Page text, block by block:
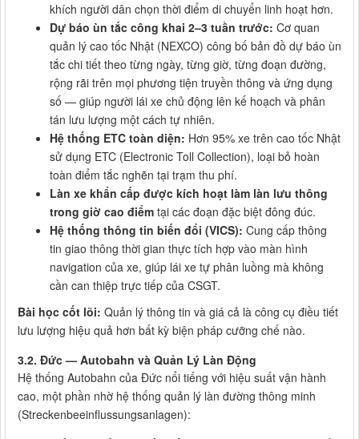
khích người dân chọn thời điểm di chuyển linh hoạt hơn.
Dự báo ùn tắc công khai 2–3 tuần trước: Cơ quan
quản lý cao tốc Nhật (NEXCO) công bố bản đồ dự báo ùn
tắc chi tiết theo từng ngày, từng giờ, từng đoạn đường,
rộng rãi trên mọi phương tiện truyền thông và ứng dụng
số — giúp người lái xe chủ động lên kế hoạch và phân
tán lưu lượng một cách tự nhiên.
Hệ thống ETC toàn diện: Hơn 95% xe trên cao tốc Nhật
sử dụng ETC (Electronic Toll Collection), loại bỏ hoàn
toàn điểm tắc nghẽn tại trạm thu phí.
Làn xe khẩn cấp được kích hoạt làm làn lưu thông
trong giờ cao điểm tại các đoạn đặc biệt đông đúc.
Hệ thống thông tin biến đổi (VICS): Cung cấp thông
tin giao thông thời gian thực tích hợp vào màn hình
navigation của xe, giúp lái xe tự phân luồng mà không
cần can thiệp trực tiếp của CSGT.
Bài học cốt lõi: Quản lý thông tin và giá cả là công cụ điều tiết
lưu lượng hiệu quả hơn bất kỳ biện pháp cưỡng chế nào.
3.2. Đức — Autobahn và Quản Lý Làn Động
Hệ thống Autobahn của Đức nổi tiếng với hiệu suất vận hành
cao, một phần nhờ hệ thống quản lý làn đường thông minh
(Streckenbeeinflussungsanlagen):